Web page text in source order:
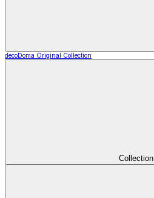
decoDoma Original Collection
Collection